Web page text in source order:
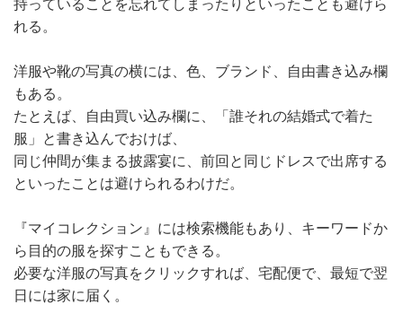
持っていることを忘れてしまったりといったことも避けら
れる。
洋服や靴の写真の横には、色、ブランド、自由書き込み欄
もある。
たとえば、自由買い込み欄に、「誰それの結婚式で着た
服」と書き込んでおけば、
同じ仲間が集まる披露宴に、前回と同じドレスで出席する
といったことは避けられるわけだ。
『マイコレクション』には検索機能もあり、キーワードか
ら目的の服を探すこともできる。
必要な洋服の写真をクリックすれば、宅配便で、最短で翌
日には家に届く。